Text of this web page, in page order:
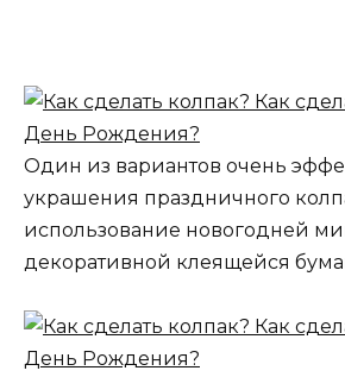
Один из вариантов очень
украшения праздничного
использование новогодней
декоративной клеящейся